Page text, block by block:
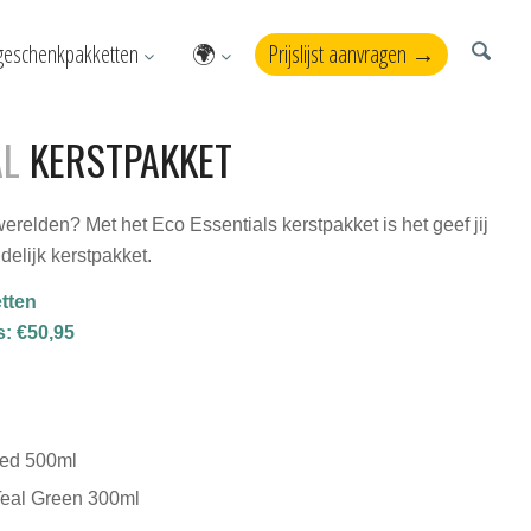
🌍 Prijslijst aanvragen →
KERSTPAKKET
Met het Eco Essentials kerstpakket is het geef jij
kerstpakket.
€50,95
500ml
Green 300ml